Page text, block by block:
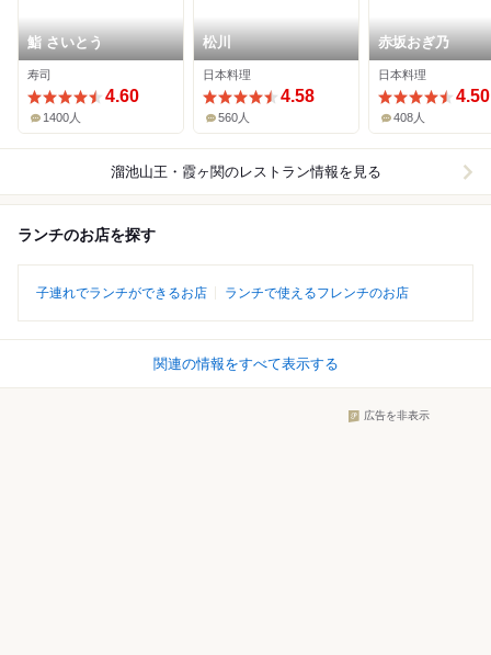
鮨 さいとう
寿司
4.60
1400人
松川
日本料理
4.58
560人
赤坂おぎ乃
日本料理
4.50
408人
溜池山王・霞ヶ関のレストラン情報を見る
ランチのお店を探す
子連れでランチができるお店 ランチで使えるフレンチのお店
関連の情報をすべて表示する
広告を非表示